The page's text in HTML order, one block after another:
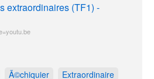
extraordinaires (TF1) -
Ã©chiquier
Extraordinaire